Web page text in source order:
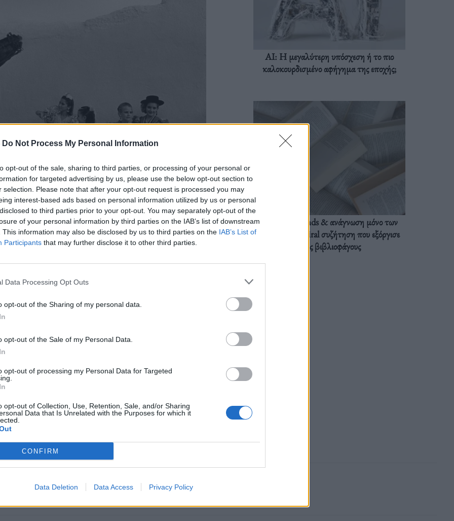
Do Not Process My Personal Information
opt-out of the sale, sharing to third parties, or processing of your personal or
for targeted advertising by us, please use the below opt-out section to
selection. Please note that after your opt-out request is processed you may
interest-based ads based on personal information utilized by us or personal
to third parties prior to your opt-out. You may separately opt-out of the
of your personal information by third parties on the IAB’s list of downstream
This information may also be disclosed by us to third parties on the IAB’s List of
Participants that may further disclose it to other third parties.
Data Processing Opt Outs
opt-out of the Sharing of my personal data.
opt-out of the Sale of my Personal Data.
opt-out of processing my Personal Data for Targeted
opt-out of Collection, Use, Retention, Sale, and/or Sharing
Data that Is Unrelated with the Purposes for which it
CONFIRM
Data Deletion Data Access Privacy Policy
της Φύσης παράλληλα με την
στη Γη.
→
Nature Prada,Witness to Nature έκθεση,Witness to Nature φύση
AI: Η μεγαλύτερη υπόσχεση ή το πιο
καλοκουρδισμένο αφήγημα της εποχής;
BookTok trends & ανάγνωση μόνο των
διαλόγων: Η viral συζήτηση που εξόργισε
τους βιβλιοφάγους
Δείτε επίσης